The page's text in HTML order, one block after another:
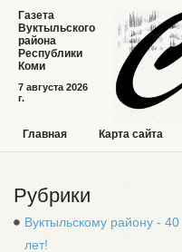
7 августа 2026
г.
Газета
Вуктыльского
района
Республики
Коми
Главная Карта сайта
Рубрики
Вуктыльскому району - 40
лет!